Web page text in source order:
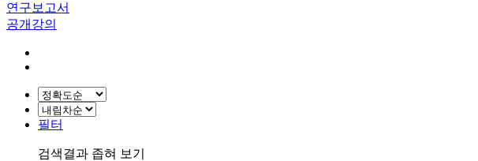
연구보고서
공개강의
필터
검색결과 좁혀 보기